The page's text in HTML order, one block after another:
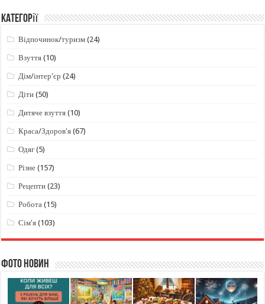
Категорії
Відпочинок/туризм (24)
Взуття (10)
Дім/інтер'єр (24)
Діти (50)
Дитяче взуття (10)
Краса/Здоров'я (67)
Одяг (5)
Різне (157)
Рецепти (23)
Робота (15)
Сім'я (103)
Фото новин